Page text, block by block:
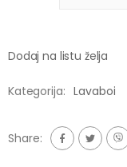
Dodaj na listu želja
Kategorija: Lavaboi
Share: